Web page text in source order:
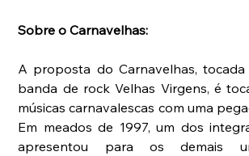
Sobre o Carnavelhas:
A proposta do Carnavelhas,
banda de rock Velhas Virgens, é
músicas carnavalescas com uma
Em meados de 1997, um dos
apresentou para os demais